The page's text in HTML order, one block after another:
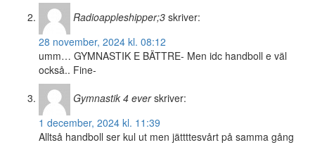
Radioappleshipper;3 skriver:
28 november, 2024 kl. 08:12
umm… GYMNASTIK E BÄTTRE- Men idc handboll e väl
också.. Fine-
Gymnastik 4 ever skriver:
1 december, 2024 kl. 11:39
Alltså handboll ser kul ut men jättttesvårt på samma gång